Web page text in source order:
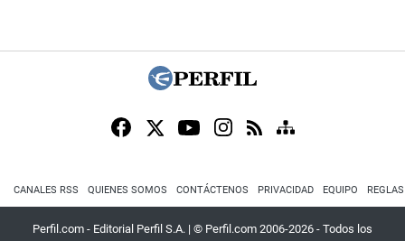
CANALES RSS QUIENES SOMOS CONTÁCTENOS PRIVACIDAD EQUIPO
Perfil.com - Editorial Perfil S.A. | © Perfil.com 2006-2026 - Todos los